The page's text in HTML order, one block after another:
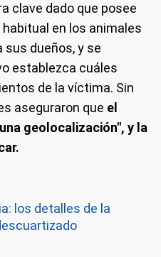
clave dado que posee
en los animales
sus dueños, y se
establezca cuáles
de la víctima. Sin
aseguraron que el
geolocalización", y la
los detalles de la